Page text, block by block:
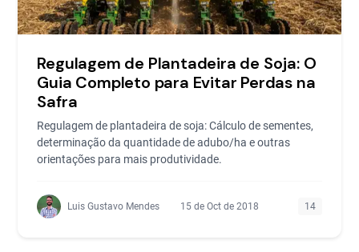
Regulagem de Plantadeira de Soja: O
Guia Completo para Evitar Perdas na
Safra
Regulagem de plantadeira de soja: Cálculo de sementes,
determinação da quantidade de adubo/ha e outras
orientações para mais produtividade.
Luis Gustavo Mendes 15 de Oct de 2018 14